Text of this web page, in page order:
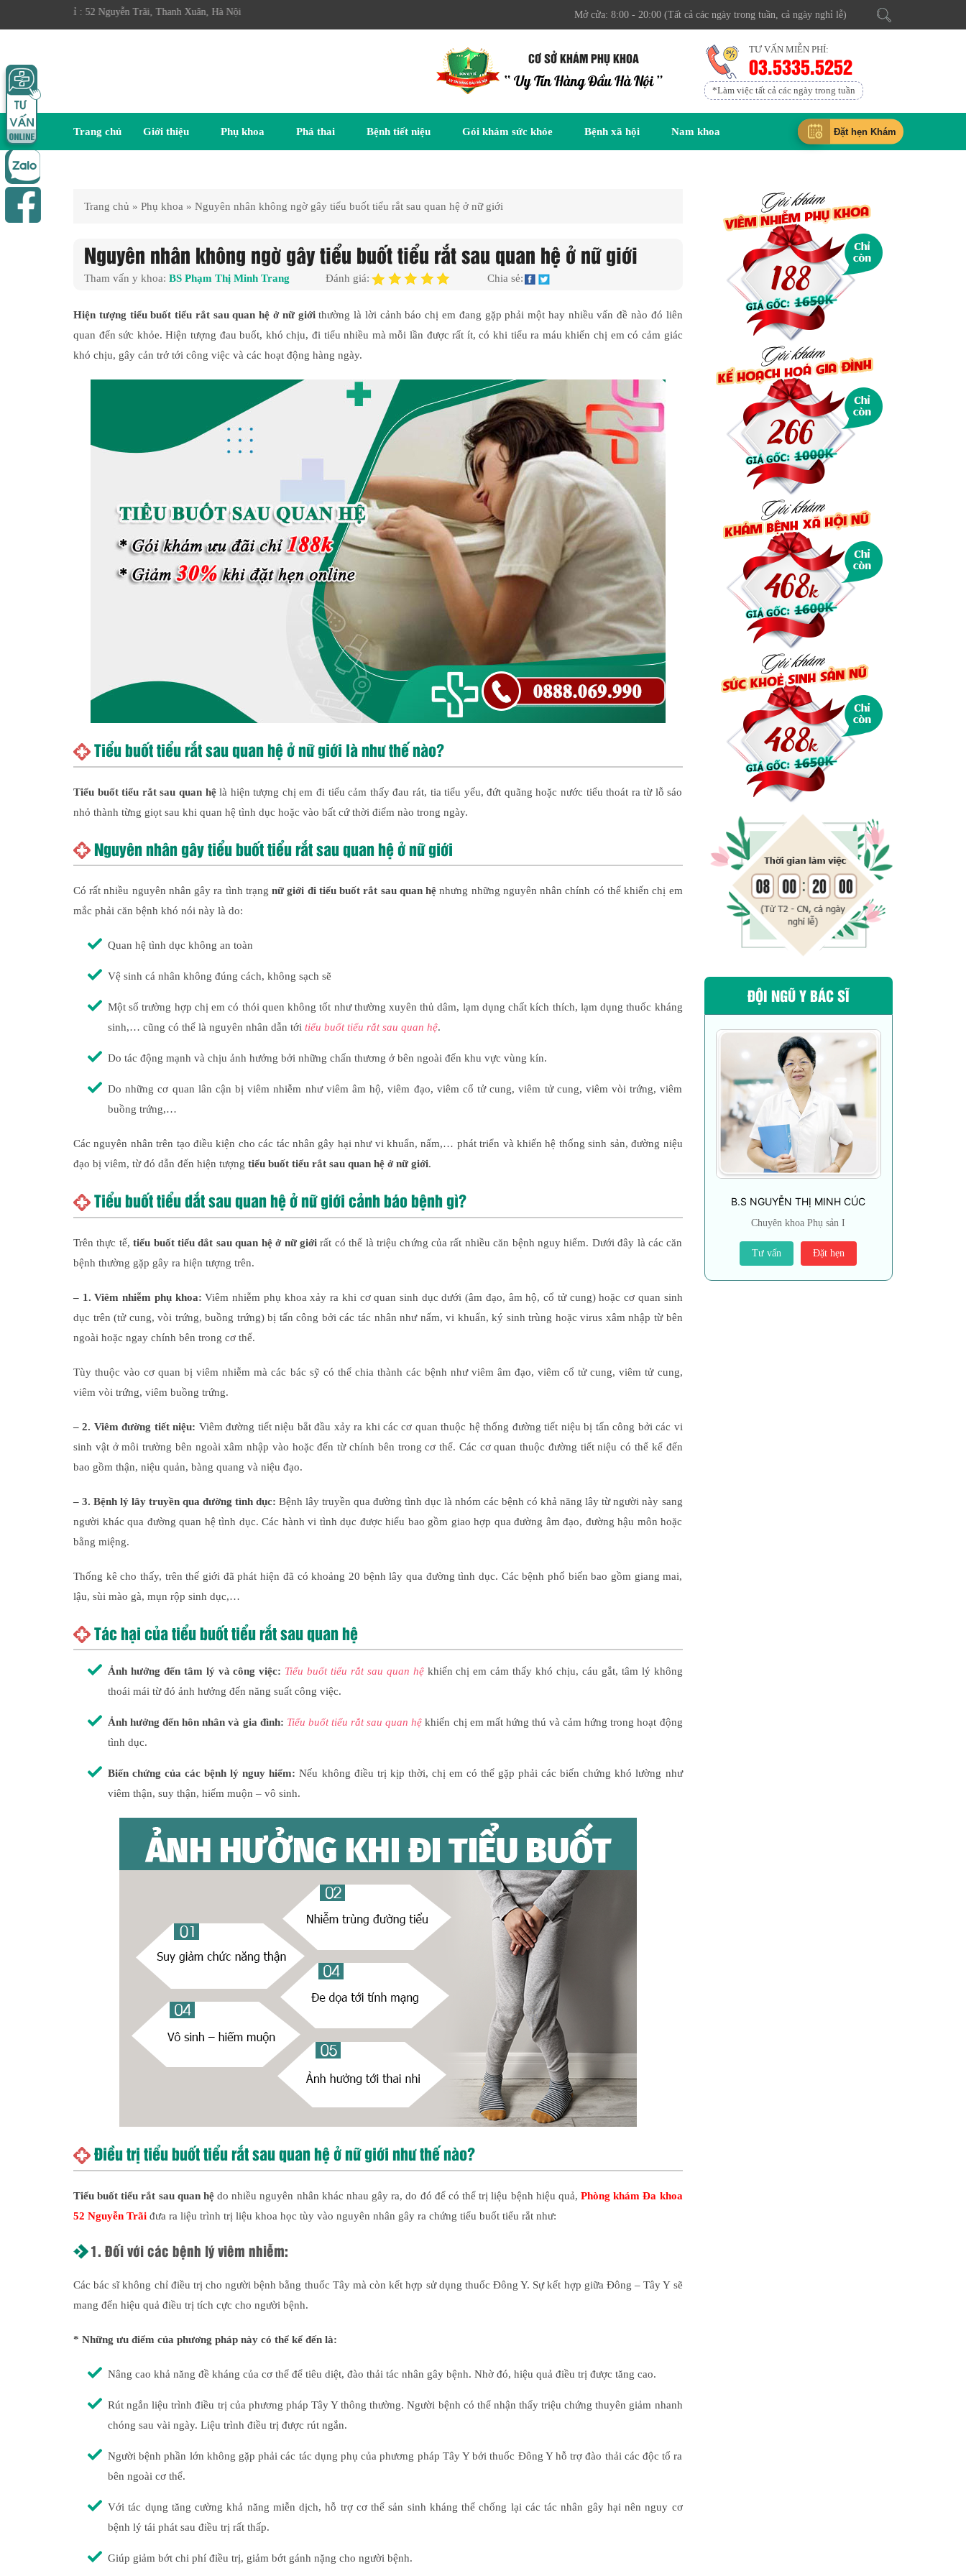
: 52 Nguyễn Trãi, Thanh Xuân, Hà Nội Mở cửa: 8:00 - 20:00 (Tất cả các ngày trong tuần, cả ngày nghỉ lễ)
CƠ SỞ KHÁM PHỤ KHOA
“ Uy Tín Hàng Đầu Hà Nội ”
TƯ VẤN MIỄN PHÍ:
03.5335.5252
*Làm việc tất cả các ngày trong tuần
Trang chủ Giới thiệu Phụ khoa Phá thai Bệnh tiết niệu Gói khám sức khỏe Bệnh xã hội Nam khoa Đặt hẹn Khám
Trang chủ » Phụ khoa » Nguyên nhân không ngờ gây tiểu buốt tiểu rắt sau quan hệ ở nữ giới
Nguyên nhân không ngờ gây tiểu buốt tiểu rắt sau quan hệ ở nữ giới
Tham vấn y khoa: BS Phạm Thị Minh Trang Đánh giá: Chia sẻ:
Hiện tượng tiểu buốt tiểu rắt sau quan hệ ở nữ giớithường là lời cảnh báo chị em đang gặp phải một hay nhiều vấn đề nào đó liên
quan đến sức khỏe. Hiện tượng đau buốt, khó chịu, đi tiểu nhiều mà mỗi lần được rất ít, có khi tiểu ra máu khiến chị em có cảm giác
khó chịu, gây cản trở tới công việc và các hoạt động hàng ngày.
Tiểu buốt tiểu rắt sau quan hệ ở nữ giới là như thế nào?
Tiểu buốt tiểu rắt sau quan hệlà hiện tượng chị em đi tiểu cảm thấy đau rát, tia tiểu yếu, đứt quãng hoặc nước tiểu thoát ra từ lỗ sáo
nhỏ thành từng giọt sau khi quan hệ tình dục hoặc vào bất cứ thời điểm nào trong ngày.
Nguyên nhân gây tiểu buốt tiểu rắt sau quan hệ ở nữ giới
Có rất nhiều nguyên nhân gây ra tình trạngnữ giới đi tiểu buốt rắt sau quan hệ nhưng những nguyên nhân chính có thể khiến chị em
mắc phải căn bệnh khó nói này là do:
Quan hệ tình dục không an toàn
Vệ sinh cá nhân không đúng cách, không sạch sẽ
Một số trường hợp chị em có thói quen không tốt như thường xuyên thủ dâm, lạm dụng chất kích thích, lạm dụng thuốc kháng
sinh,… cũng có thể là nguyên nhân dẫn tới tiểu buốt tiểu rắt sau quan hệ.
Do tác động mạnh và chịu ảnh hưởng bởi những chấn thương ở bên ngoài đến khu vực vùng kín.
Do những cơ quan lân cận bị viêm nhiễm như viêm âm hộ, viêm đạo, viêm cổ tử cung, viêm tử cung, viêm vòi trứng, viêm
buồng trứng,…
Các nguyên nhân trên tạo điều kiện cho các tác nhân gây hại như vi khuẩn, nấm,… phát triển và khiến hệ thống sinh sản, đường niệu
đạo bị viêm, từ đó dẫn đến hiện tượng tiểu buốt tiểu rắt sau quan hệ ở nữ giới.
Tiểu buốt tiểu dắt sau quan hệ ở nữ giới cảnh báo bệnh gì?
Trên thực tế,tiểu buốt tiểu dắt sau quan hệ ở nữ giới rất có thể là triệu chứng của rất nhiều căn bệnh nguy hiểm. Dưới đây là các căn
bệnh thường gặp gây ra hiện tượng trên.
– 1. Viêm nhiễm phụ khoa: Viêm nhiễm phụ khoa xảy ra khi cơ quan sinh dục dưới (âm đạo, âm hộ, cổ tử cung) hoặc cơ quan sinh
dục trên (tử cung, vòi trứng, buồng trứng) bị tấn công bởi các tác nhân như nấm, vi khuẩn, ký sinh trùng hoặc virus xâm nhập từ bên
ngoài hoặc ngay chính bên trong cơ thể.
Tùy thuộc vào cơ quan bị viêm nhiễm mà các bác sỹ có thể chia thành các bệnh như viêm âm đạo, viêm cổ tử cung, viêm tử cung,
viêm vòi trứng, viêm buồng trứng.
– 2. Viêm đường tiết niệu: Viêm đường tiết niệu bắt đầu xảy ra khi các cơ quan thuộc hệ thống đường tiết niệu bị tấn công bởi các vi
sinh vật ở môi trường bên ngoài xâm nhập vào hoặc đến từ chính bên trong cơ thể. Các cơ quan thuộc đường tiết niệu có thể kể đến
bao gồm thận, niệu quản, bàng quang và niệu đạo.
– 3. Bệnh lý lây truyền qua đường tình dục: Bệnh lây truyền qua đường tình dục là nhóm các bệnh có khả năng lây từ người này sang
người khác qua đường quan hệ tình dục. Các hành vi tình dục được hiểu bao gồm giao hợp qua đường âm đạo, đường hậu môn hoặc
bằng miệng.
Thống kê cho thấy, trên thế giới đã phát hiện đã có khoảng 20 bệnh lây qua đường tình dục. Các bệnh phổ biến bao gồm giang mai,
lậu, sùi mào gà, mụn rộp sinh dục,…
Tác hại của tiểu buốt tiểu rắt sau quan hệ
Ảnh hưởng đến tâm lý và công việc: Tiểu buốt tiểu rắt sau quan hệkhiến chị em cảm thấy khó chịu, cáu gắt, tâm lý không
thoái mái từ đó ảnh hưởng đến năng suất công việc.
Ảnh hưởng đến hôn nhân và gia đình: Tiểu buốt tiểu rắt sau quan hệ khiến chị em mất hứng thú và cảm hứng trong hoạt động
tình dục.
Biến chứng của các bệnh lý nguy hiểm: Nếu không điều trị kịp thời, chị em có thể gặp phải các biến chứng khó lường như
viêm thận, suy thận, hiếm muộn – vô sinh.
Điều trị tiểu buốt tiểu rắt sau quan hệ ở nữ giới như thế nào?
Tiểu buốt tiểu rắt sau quan hệdo nhiều nguyên nhân khác nhau gây ra, do đó để có thể trị liệu bệnh hiệu quả,Phòng khám Đa khoa
52 Nguyễn Trãi đưa ra liệu trình trị liệu khoa học tùy vào nguyên nhân gây ra chứng tiểu buốt tiểu rắt như:
1. Đối với các bệnh lý viêm nhiễm:
Các bác sĩ không chỉ điều trị cho người bệnh bằng thuốc Tây mà còn kết hợp sử dụng thuốc Đông Y. Sự kết hợp giữa Đông – Tây Y sẽ
mang đến hiệu quả điều trị tích cực cho người bệnh.
* Những ưu điểm của phương pháp này có thể kể đến là:
Nâng cao khả năng đề kháng của cơ thể để tiêu diệt, đào thải tác nhân gây bệnh. Nhờ đó, hiệu quả điều trị được tăng cao.
Rút ngắn liệu trình điều trị của phương pháp Tây Y thông thường. Người bệnh có thể nhận thấy triệu chứng thuyên giảm nhanh
chóng sau vài ngày. Liệu trình điều trị được rút ngắn.
Người bệnh phần lớn không gặp phải các tác dụng phụ của phương pháp Tây Y bởi thuốc Đông Y hỗ trợ đào thải các độc tố ra
bên ngoài cơ thể.
Với tác dụng tăng cường khả năng miễn dịch, hỗ trợ cơ thể sản sinh kháng thể chống lại các tác nhân gây hại nên nguy cơ
bệnh lý tái phát sau điều trị rất thấp.
Giúp giảm bớt chi phí điều trị, giảm bớt gánh nặng cho người bệnh.
ĐỘI NGŨ Y BÁC SĨ
B.S NGUYỄN THỊ MINH CÚC
Chuyên khoa Phụ sản I
Tư vấn Đặt hẹn